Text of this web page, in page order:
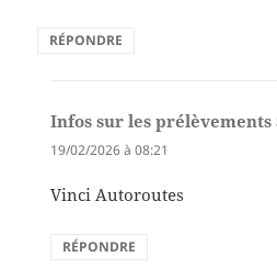
RÉPONDRE
Infos sur les prélèvements
19/02/2026 à 08:21
Vinci Autoroutes
RÉPONDRE